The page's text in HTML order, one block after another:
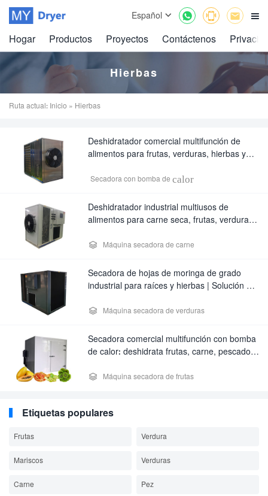

  
Español
Hogar Productos Proyectos Contáctenos
Hierbas
Ruta actual: Inicio » Hierbas
Deshidratador comercial multifunción de
alimentos para frutas, verduras, hierbas y
consumo.
Secadora con bomba de calor
Deshidratador industrial multiusos de
alimentos para carne seca, frutas, verduras
consumo
 Máquina secadora de carne
Secadora de hojas de moringa de grado
industrial para raíces y hierbas | Solución de

Máquina secadora de verduras
Secadora comercial multifunción con bomba
de calor: deshidrata frutas, carne, pescado,

Máquina secadora de frutas
Etiquetas populares
Frutas Verdura
Mariscos Verduras
Carne Pez